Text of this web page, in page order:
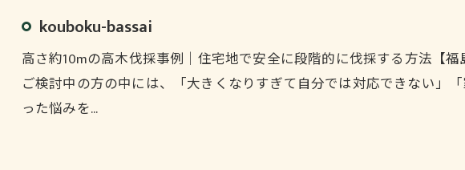
kouboku-bassai
高さ約10mの高木伐採事例｜住宅地で安全に段階的に伐採する方法【
ご検討中の方の中には、「大きくなりすぎて自分では対応できない」
った悩みを…